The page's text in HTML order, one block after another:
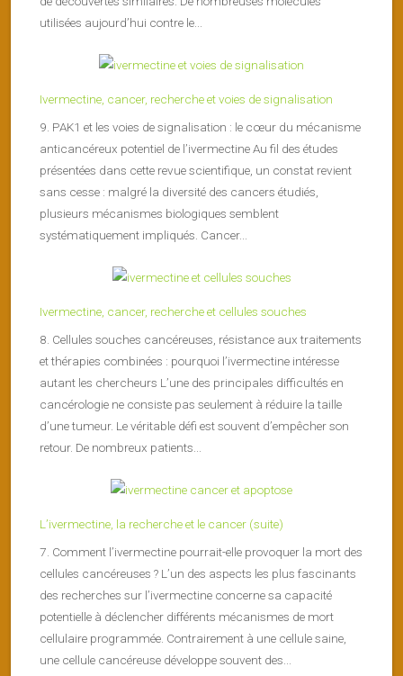
utilisées aujourd’hui contre le...
Ivermectine, cancer, recherche et voies de signalisation
9. PAK1 et les voies de signalisation : le cœur du mécanisme
anticancéreux potentiel de l’ivermectine Au fil des études
présentées dans cette revue scientifique, un constat revient
sans cesse : malgré la diversité des cancers étudiés,
plusieurs mécanismes biologiques semblent
systématiquement impliqués. Cancer...
Ivermectine, cancer, recherche et cellules souches
8. Cellules souches cancéreuses, résistance aux traitements
et thérapies combinées : pourquoi l’ivermectine intéresse
autant les chercheurs L’une des principales difficultés en
cancérologie ne consiste pas seulement à réduire la taille
d’une tumeur. Le véritable défi est souvent d’empêcher son
retour. De nombreux patients...
L’ivermectine, la recherche et le cancer (suite)
7. Comment l’ivermectine pourrait-elle provoquer la mort des
cellules cancéreuses ? L’un des aspects les plus fascinants
des recherches sur l’ivermectine concerne sa capacité
potentielle à déclencher différents mécanismes de mort
cellulaire programmée. Contrairement à une cellule saine,
une cellule cancéreuse développe souvent des...